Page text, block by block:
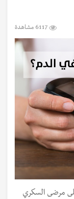
6117 مشاهدة
مرضى السكري